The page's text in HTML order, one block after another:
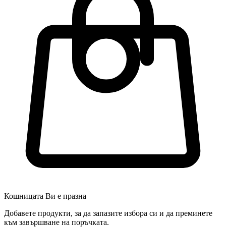
Кошницата Ви е празна
Добавете продукти, за да запазите избора си и да преминете
към завършване на поръчката.